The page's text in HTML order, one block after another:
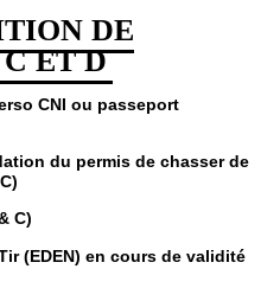
DE
ET D
CNI ou passeport
du permis de chasser de
C)
(EDEN) en cours de validité